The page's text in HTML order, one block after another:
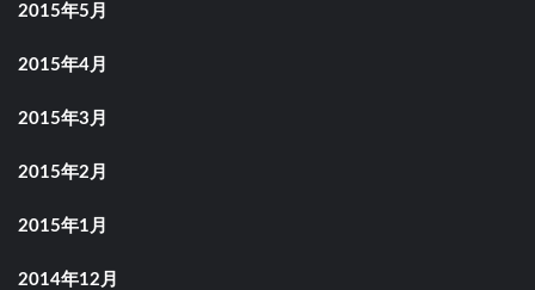
2015年5月
2015年4月
2015年3月
2015年2月
2015年1月
2014年12月